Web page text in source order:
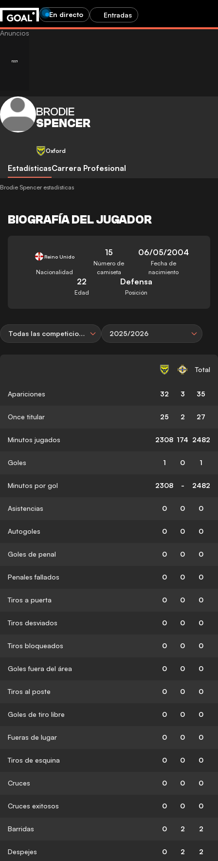
En directo Entradas
BRODIE
SPENCER
Oxford
EstadísticasCarrera Profesional
Brodie Spencer estadísticas
BIOGRAFÍA DEL JUGADOR
Reino Unido
Nacionalidad
15
Número de
camiseta
06/05/2004
Fecha de
nacimiento
22
Edad
Defensa
Posición
Todas las competiciones 2025/2026
Total
Apariciones 32 3 35
Once titular 25 2 27
Minutos jugados 2308 174 2482
Goles 1 0 1
Minutos por gol 2308 - 2482
Asistencias 0 0 0
Autogoles 0 0 0
Goles de penal 0 0 0
Penales fallados 0 0 0
Tiros a puerta 0 0 0
Tiros desviados 0 0 0
Tiros bloqueados 0 0 0
Goles fuera del área 0 0 0
Tiros al poste 0 0 0
Goles de tiro libre 0 0 0
Fueras de lugar 0 0 0
Tiros de esquina 0 0 0
Cruces 0 0 0
Cruces exitosos 0 0 0
Barridas 0 2 2
Despejes 0 2 2